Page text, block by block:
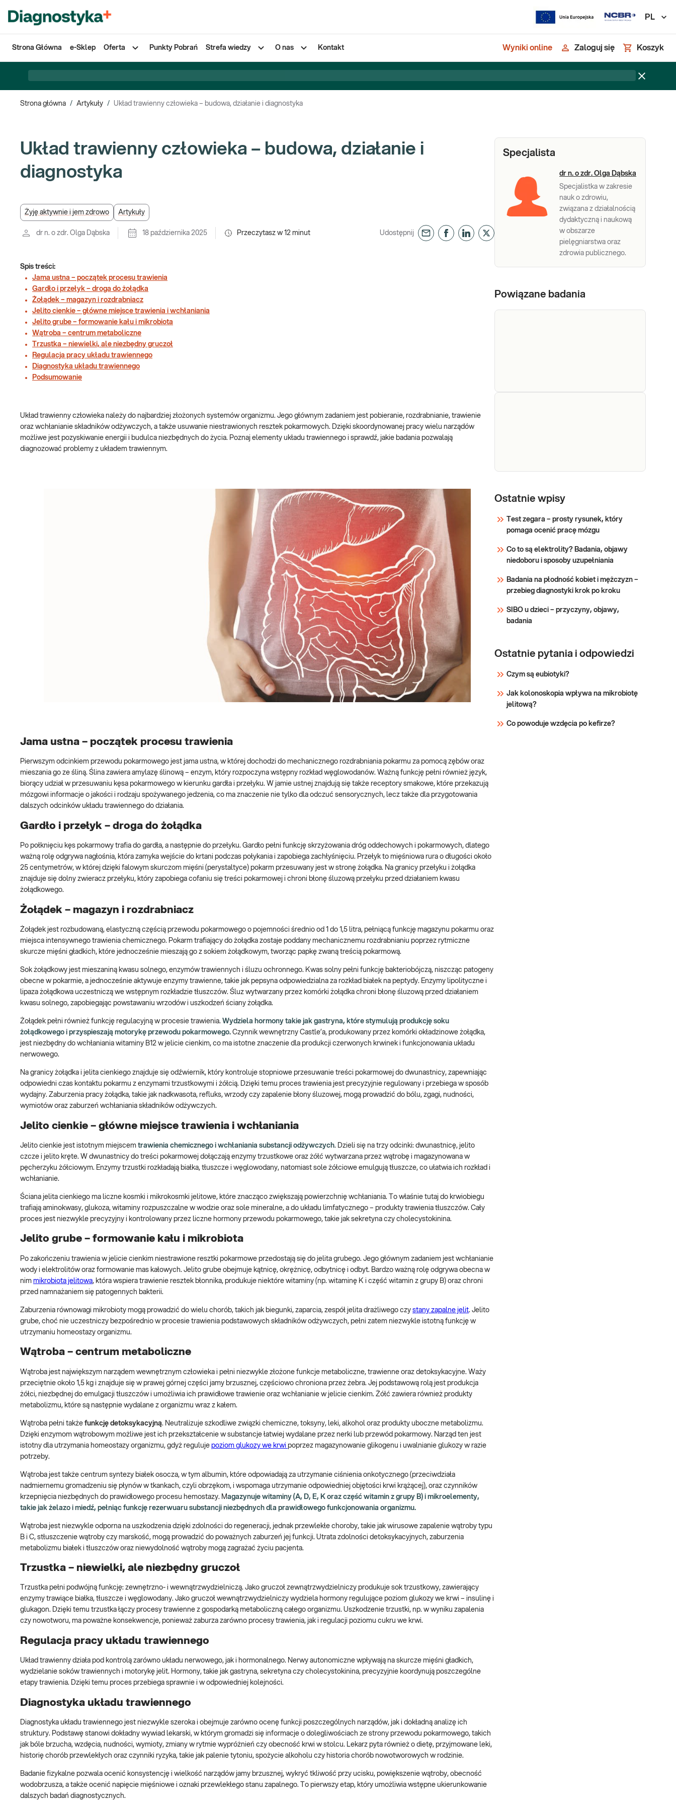
PL
Strona Główna e-Sklep Oferta Punkty Pobrań Strefa wiedzy O nas Kontakt Wyniki online Zaloguj się Koszyk
Strona główna / Artykuły / Układ trawienny człowieka – budowa, działanie i diagnostyka
Układ trawienny człowieka – budowa, działanie i
diagnostyka
Żyję aktywnie i jem zdrowo Artykuły
dr n. o zdr. Olga Dąbska 18 października 2025 Przeczytasz w 12 minut Udostępnij
Spis treści:
Jama ustna – początek procesu trawienia
Gardło i przełyk – droga do żołądka
Żołądek – magazyn i rozdrabniacz
Jelito cienkie – główne miejsce trawienia i wchłaniania
Jelito grube – formowanie kału i mikrobiota
Wątroba – centrum metaboliczne
Trzustka – niewielki, ale niezbędny gruczoł
Regulacja pracy układu trawiennego
Diagnostyka układu trawiennego
Podsumowanie
Układ trawienny człowieka należy do najbardziej złożonych systemów organizmu. Jego głównym zadaniem jest pobieranie, rozdrabnianie, trawienie
oraz wchłanianie składników odżywczych, a także usuwanie niestrawionych resztek pokarmowych. Dzięki skoordynowanej pracy wielu narządów
możliwe jest pozyskiwanie energii i budulca niezbędnych do życia. Poznaj elementy układu trawiennego i sprawdź, jakie badania pozwalają
diagnozować problemy z układem trawiennym.
Jama ustna – początek procesu trawienia
Pierwszym odcinkiem przewodu pokarmowego jest jama ustna, w której dochodzi do mechanicznego rozdrabniania pokarmu za pomocą zębów oraz
mieszania go ze śliną. Ślina zawiera amylazę ślinową – enzym, który rozpoczyna wstępny rozkład węglowodanów. Ważną funkcję pełni również język,
biorący udział w przesuwaniu kęsa pokarmowego w kierunku gardła i przełyku. W jamie ustnej znajdują się także receptory smakowe, które przekazują
mózgowi informacje o jakości i rodzaju spożywanego jedzenia, co ma znaczenie nie tylko dla odczuć sensorycznych, lecz także dla przygotowania
dalszych odcinków układu trawiennego do działania.
Gardło i przełyk – droga do żołądka
Po połknięciu kęs pokarmowy trafia do gardła, a następnie do przełyku. Gardło pełni funkcję skrzyżowania dróg oddechowych i pokarmowych, dlatego
ważną rolę odgrywa nagłośnia, która zamyka wejście do krtani podczas połykania i zapobiega zachłyśnięciu. Przełyk to mięśniowa rura o długości około
25 centymetrów, w której dzięki falowym skurczom mięśni (perystaltyce) pokarm przesuwany jest w stronę żołądka. Na granicy przełyku i żołądka
znajduje się dolny zwieracz przełyku, który zapobiega cofaniu się treści pokarmowej i chroni błonę śluzową przełyku przed działaniem kwasu
żołądkowego.
Żołądek – magazyn i rozdrabniacz
Żołądek jest rozbudowaną, elastyczną częścią przewodu pokarmowego o pojemności średnio od 1 do 1,5 litra, pełniącą funkcję magazynu pokarmu oraz
miejsca intensywnego trawienia chemicznego. Pokarm trafiający do żołądka zostaje poddany mechanicznemu rozdrabnianiu poprzez rytmiczne
skurcze mięśni gładkich, które jednocześnie mieszają go z sokiem żołądkowym, tworząc papkę zwaną treścią pokarmową.
Sok żołądkowy jest mieszaniną kwasu solnego, enzymów trawiennych i śluzu ochronnego. Kwas solny pełni funkcję bakteriobójczą, niszcząc patogeny
obecne w pokarmie, a jednocześnie aktywuje enzymy trawienne, takie jak pepsyna odpowiedzialna za rozkład białek na peptydy. Enzymy lipolityczne i
lipaza żołądkowa uczestniczą we wstępnym rozkładzie tłuszczów. Śluz wytwarzany przez komórki żołądka chroni błonę śluzową przed działaniem
kwasu solnego, zapobiegając powstawaniu wrzodów i uszkodzeń ściany żołądka.
Żołądek pełni również funkcję regulacyjną w procesie trawienia. Wydziela hormony takie jak gastryna, które stymulują produkcję soku
żołądkowego i przyspieszają motorykę przewodu pokarmowego. Czynnik wewnętrzny Castle’a, produkowany przez komórki okładzinowe żołądka,
jest niezbędny do wchłaniania witaminy B12 w jelicie cienkim, co ma istotne znaczenie dla produkcji czerwonych krwinek i funkcjonowania układu
nerwowego.
Na granicy żołądka i jelita cienkiego znajduje się odźwiernik, który kontroluje stopniowe przesuwanie treści pokarmowej do dwunastnicy, zapewniając
odpowiedni czas kontaktu pokarmu z enzymami trzustkowymi i żółcią. Dzięki temu proces trawienia jest precyzyjnie regulowany i przebiega w sposób
wydajny. Zaburzenia pracy żołądka, takie jak nadkwasota, refluks, wrzody czy zapalenie błony śluzowej, mogą prowadzić do bólu, zgagi, nudności,
wymiotów oraz zaburzeń wchłaniania składników odżywczych.
Jelito cienkie – główne miejsce trawienia i wchłaniania
Jelito cienkie jest istotnym miejscem trawienia chemicznego i wchłaniania substancji odżywczych. Dzieli się na trzy odcinki: dwunastnicę, jelito
czcze i jelito kręte. W dwunastnicy do treści pokarmowej dołączają enzymy trzustkowe oraz żółć wytwarzana przez wątrobę i magazynowana w
pęcherzyku żółciowym. Enzymy trzustki rozkładają białka, tłuszcze i węglowodany, natomiast sole żółciowe emulgują tłuszcze, co ułatwia ich rozkład i
wchłanianie.
Ściana jelita cienkiego ma liczne kosmki i mikrokosmki jelitowe, które znacząco zwiększają powierzchnię wchłaniania. To właśnie tutaj do krwiobiegu
trafiają aminokwasy, glukoza, witaminy rozpuszczalne w wodzie oraz sole mineralne, a do układu limfatycznego – produkty trawienia tłuszczów. Cały
proces jest niezwykle precyzyjny i kontrolowany przez liczne hormony przewodu pokarmowego, takie jak sekretyna czy cholecystokinina.
Jelito grube – formowanie kału i mikrobiota
Po zakończeniu trawienia w jelicie cienkim niestrawione resztki pokarmowe przedostają się do jelita grubego. Jego głównym zadaniem jest wchłanianie
wody i elektrolitów oraz formowanie mas kałowych. Jelito grube obejmuje kątnicę, okrężnicę, odbytnicę i odbyt. Bardzo ważną rolę odgrywa obecna w
nim mikrobiota jelitowa, która wspiera trawienie resztek błonnika, produkuje niektóre witaminy (np. witaminę K i część witamin z grupy B) oraz chroni
przed namnażaniem się patogennych bakterii.
Zaburzenia równowagi mikrobioty mogą prowadzić do wielu chorób, takich jak biegunki, zaparcia, zespół jelita drażliwego czy stany zapalne jelit. Jelito
grube, choć nie uczestniczy bezpośrednio w procesie trawienia podstawowych składników odżywczych, pełni zatem niezwykle istotną funkcję w
utrzymaniu homeostazy organizmu.
Wątroba – centrum metaboliczne
Wątroba jest największym narządem wewnętrznym człowieka i pełni niezwykle złożone funkcje metaboliczne, trawienne oraz detoksykacyjne. Waży
przeciętnie około 1,5 kg i znajduje się w prawej górnej części jamy brzusznej, częściowo chroniona przez żebra. Jej podstawową rolą jest produkcja
żółci, niezbędnej do emulgacji tłuszczów i umożliwia ich prawidłowe trawienie oraz wchłanianie w jelicie cienkim. Żółć zawiera również produkty
metabolizmu, które są następnie wydalane z organizmu wraz z kałem.
Wątroba pełni także funkcję detoksykacyjną. Neutralizuje szkodliwe związki chemiczne, toksyny, leki, alkohol oraz produkty uboczne metabolizmu.
Dzięki enzymom wątrobowym możliwe jest ich przekształcenie w substancje łatwiej wydalane przez nerki lub przewód pokarmowy. Narząd ten jest
istotny dla utrzymania homeostazy organizmu, gdyż reguluje poziom glukozy we krwi poprzez magazynowanie glikogenu i uwalnianie glukozy w razie
potrzeby.
Wątroba jest także centrum syntezy białek osocza, w tym albumin, które odpowiadają za utrzymanie ciśnienia onkotycznego (przeciwdziała
nadmiernemu gromadzeniu się płynów w tkankach, czyli obrzękom, i wspomaga utrzymanie odpowiedniej objętości krwi krążącej), oraz czynników
krzepnięcia niezbędnych do prawidłowego procesu hemostazy. Magazynuje witaminy (A, D, E, K oraz część witamin z grupy B) i mikroelementy,
takie jak żelazo i miedź, pełniąc funkcję rezerwuaru substancji niezbędnych dla prawidłowego funkcjonowania organizmu.
Wątroba jest niezwykle odporna na uszkodzenia dzięki zdolności do regeneracji, jednak przewlekłe choroby, takie jak wirusowe zapalenie wątroby typu
B i C, stłuszczenie wątroby czy marskość, mogą prowadzić do poważnych zaburzeń jej funkcji. Utrata zdolności detoksykacyjnych, zaburzenia
metabolizmu białek i tłuszczów oraz niewydolność wątroby mogą zagrażać życiu pacjenta.
Trzustka – niewielki, ale niezbędny gruczoł
Trzustka pełni podwójną funkcję: zewnętrzno- i wewnątrzwydzielniczą. Jako gruczoł zewnątrzwydzielniczy produkuje sok trzustkowy, zawierający
enzymy trawiące białka, tłuszcze i węglowodany. Jako gruczoł wewnątrzwydzielniczy wydziela hormony regulujące poziom glukozy we krwi – insulinę i
glukagon. Dzięki temu trzustka łączy procesy trawienne z gospodarką metaboliczną całego organizmu. Uszkodzenie trzustki, np. w wyniku zapalenia
czy nowotworu, ma poważne konsekwencje, ponieważ zaburza zarówno procesy trawienia, jak i regulacji poziomu cukru we krwi.
Regulacja pracy układu trawiennego
Układ trawienny działa pod kontrolą zarówno układu nerwowego, jak i hormonalnego. Nerwy autonomiczne wpływają na skurcze mięśni gładkich,
wydzielanie soków trawiennych i motorykę jelit. Hormony, takie jak gastryna, sekretyna czy cholecystokinina, precyzyjnie koordynują poszczególne
etapy trawienia. Dzięki temu proces przebiega sprawnie i w odpowiedniej kolejności.
Diagnostyka układu trawiennego
Diagnostyka układu trawiennego jest niezwykle szeroka i obejmuje zarówno ocenę funkcji poszczególnych narządów, jak i dokładną analizę ich
struktury. Podstawę stanowi dokładny wywiad lekarski, w którym gromadzi się informacje o dolegliwościach ze strony przewodu pokarmowego, takich
jak bóle brzucha, wzdęcia, nudności, wymioty, zmiany w rytmie wypróżnień czy obecność krwi w stolcu. Lekarz pyta również o dietę, przyjmowane leki,
historię chorób przewlekłych oraz czynniki ryzyka, takie jak palenie tytoniu, spożycie alkoholu czy historia chorób nowotworowych w rodzinie.
Badanie fizykalne pozwala ocenić konsystencję i wielkość narządów jamy brzusznej, wykryć tkliwość przy ucisku, powiększenie wątroby, obecność
wodobrzusza, a także ocenić napięcie mięśniowe i oznaki przewlekłego stanu zapalnego. To pierwszy etap, który umożliwia wstępne ukierunkowanie
dalszych badań diagnostycznych.
Specjalista
dr n. o zdr. Olga Dąbska
Specjalistka w zakresie
nauk o zdrowiu,
związana z działalnością
dydaktyczną i naukową
w obszarze
pielęgniarstwa oraz
zdrowia publicznego.
Powiązane badania
krwi
Podstawowe badanie krwi
krwinek: czerwonych, białych
(w 5 frakcjach) oraz płytek
infekcji, stanów zapalnych,
niedokrwistości i innych
diagnosty
Sprawdź
Ostatnie wpisy
Test zegara – prosty rysunek, który
pomaga ocenić pracę mózgu
Co to są elektrolity? Badania, objawy
niedoboru i sposoby uzupełniania
Badania na płodność kobiet i mężczyzn –
przebieg diagnostyki krok po kroku
SIBO u dzieci – przyczyny, objawy,
badania
Ostatnie pytania i odpowiedzi
Czym są eubiotyki?
Jak kolonoskopia wpływa na mikrobiotę
jelitową?
Co powoduje wzdęcia po kefirze?